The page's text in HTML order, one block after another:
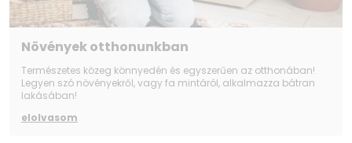
Növények otthonunkban
Természetes közeg könnyedén és egyszerűen az otthonában!
Legyen szó növényekről, vagy fa mintáról, alkalmazza bátran
lakásában!
elolvasom